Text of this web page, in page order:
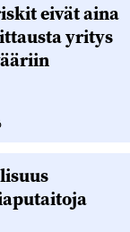
eivät aina
yritys